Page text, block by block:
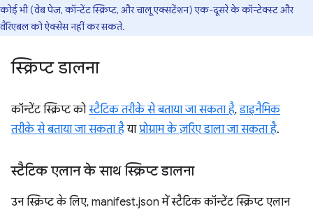
कोई भी (वेब पेज, कॉन्टेंट स्क्रिप्ट, और चालू एक्सटेंशन) एक-दूसरे के कॉन्टेक्स्ट और
वैरिएबल को ऐक्सेस नहीं कर सकते.
स्क्रिप्ट डालना
कॉन्टेंट स्क्रिप्ट कोस्टैटिक तरीके से बताया जा सकता है,डाइनैमिक
तरीके से बताया जा सकता हैयाप्रोग्राम के ज़रिए डाला जा सकता है.
स्टैटिक एलान के साथ स्क्रिप्ट डालना
उन स्क्रिप्ट के लिए, manifest.json में स्टैटिक कॉन्टेंट स्क्रिप्ट एलान